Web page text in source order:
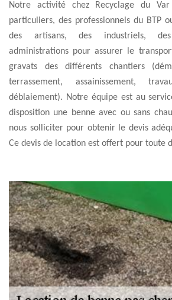
Notre activité chez Recyclage du
particuliers, des professionnels du BTP
des artisans, des industriels,
administrations pour assurer le
gravats des différents chantiers
terrassement, assainissement,
déblaiement). Notre équipe est au
disposition une benne avec ou sans
nous solliciter pour obtenir le devis
Ce devis de location est offert pour toute